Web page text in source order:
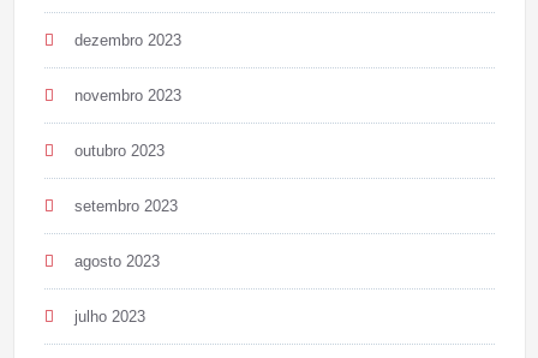
dezembro 2023
novembro 2023
outubro 2023
setembro 2023
agosto 2023
julho 2023